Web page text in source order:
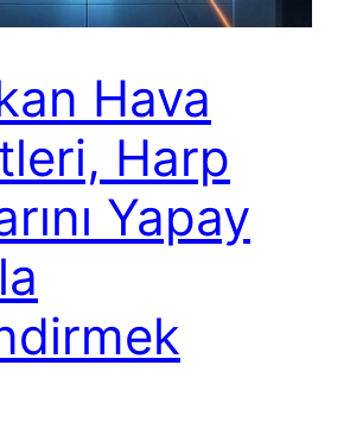
Hava
Harp
Yapay